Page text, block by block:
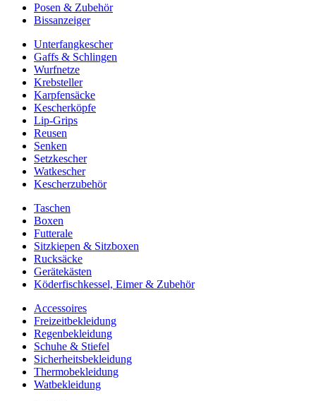
Posen & Zubehör
Bissanzeiger
Unterfangkescher
Gaffs & Schlingen
Wurfnetze
Krebsteller
Karpfensäcke
Kescherköpfe
Lip-Grips
Reusen
Senken
Setzkescher
Watkescher
Kescherzubehör
Taschen
Boxen
Futterale
Sitzkiepen & Sitzboxen
Rucksäcke
Gerätekästen
Köderfischkessel, Eimer & Zubehör
Accessoires
Freizeitbekleidung
Regenbekleidung
Schuhe & Stiefel
Sicherheitsbekleidung
Thermobekleidung
Watbekleidung